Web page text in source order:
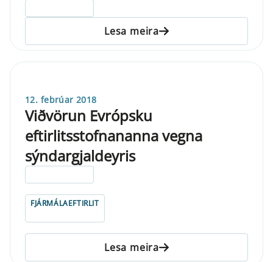
Lesa meira
12. febrúar 2018
Viðvörun Evrópsku
eftirlitsstofnananna vegna
sýndargjaldeyris
FJÁRMÁLAEFTIRLIT
Lesa meira